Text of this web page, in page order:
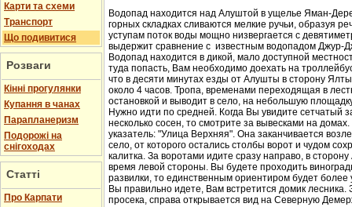
Карти та схеми
Транспорт
Що подивитися
Розваги
Кінні прогулянки
Купання в чанах
Парапланеризм
Подорожі на
снігоходах
Статті
Про Карпати
Водопад находится над Алуштой в ущелье Яман-
горных складках сливаются мелкие ручьи, образуя
уступам поток воды мощно низвергается с
выдержит сравнение с известным водопадом Джур-
Водопад находится в дикой, мало доступной
туда попасть, Вам необходимо доехать на
что в десяти минутах езды от Алушты в сторону
около 4 часов. Тропа, временами переходящая в
остановкой и выводит в село, на небольшую
Нужно идти по средней. Когда Вы увидите сетчатый
несколько сосен, то смотрите за вывесками на
указатель: "Улица Верхняя". Она заканчивается
село, от которого остались столбы ворот и чудом
калитка. За воротами идите сразу направо, в
время левой стороны. Вы будете проходить
развилки, то единственным ориентиром будет более
Вы правильно идете, Вам встретится домик лесника.
просека, справа открывается вид на Северную